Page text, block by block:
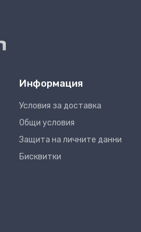
Информация
Условия за доставка
Общи условия
Защита на личните данни
Бисквитки